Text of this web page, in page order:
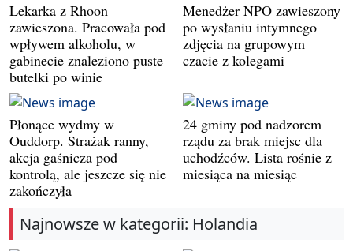
Lekarka z Rhoon
zawieszona. Pracowała pod
wpływem alkoholu, w
gabinecie znaleziono puste
butelki po winie
Menedżer NPO zawieszony
po wysłaniu intymnego
zdjęcia na grupowym
czacie z kolegami
Płonące wydmy w
Ouddorp. Strażak ranny,
akcja gaśnicza pod
kontrolą, ale jeszcze się nie
zakończyła
24 gminy pod nadzorem
rządu za brak miejsc dla
uchodźców. Lista rośnie z
miesiąca na miesiąc
Najnowsze w kategorii: Holandia